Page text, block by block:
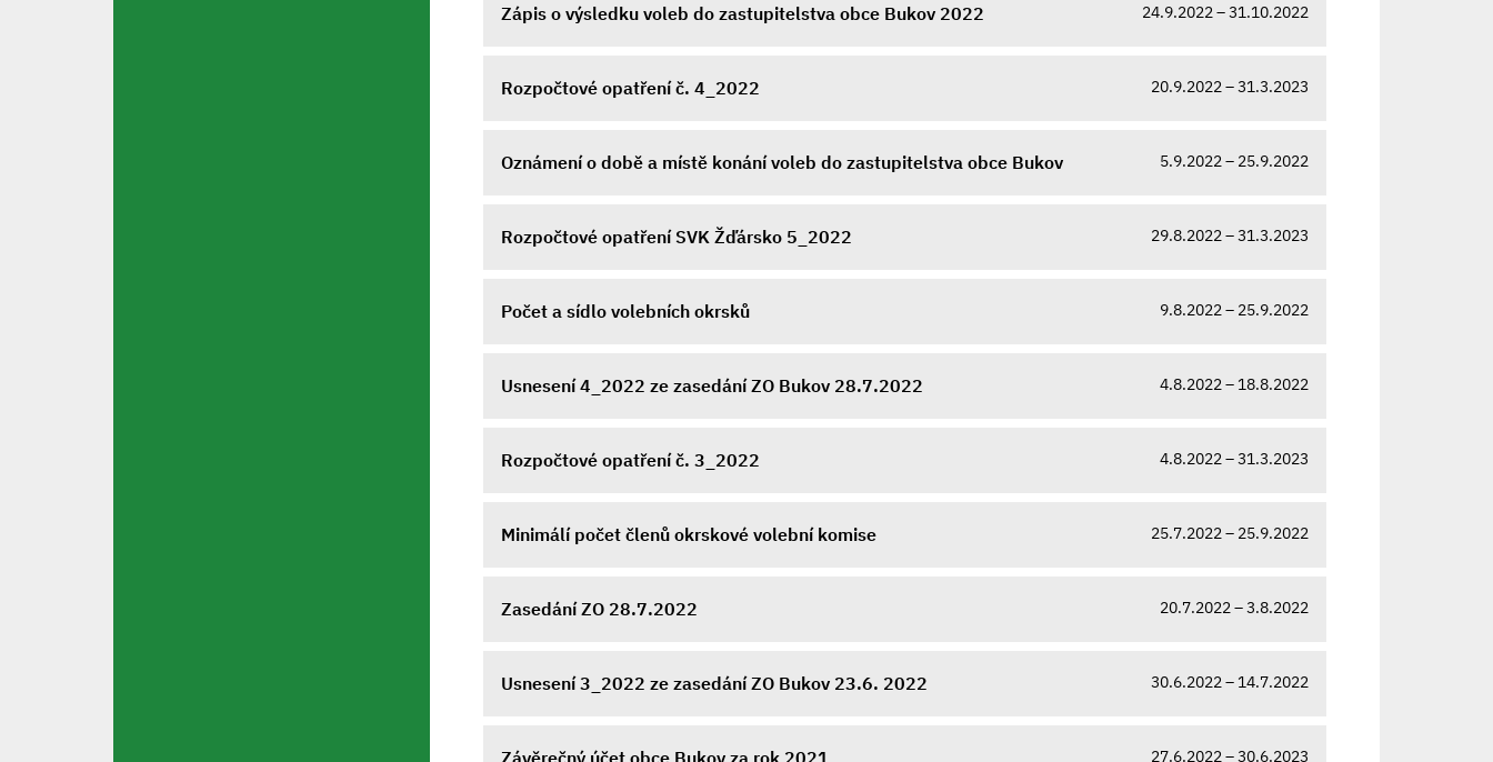
Zápis o výsledku voleb do zastupitelstva obce Bukov 2022 24.9.2022 – 31.10.2022
Rozpočtové opatření č. 4_2022 20.9.2022 – 31.3.2023
Oznámení o době a místě konání voleb do zastupitelstva obce Bukov 5.9.2022 – 25.9.2022
Rozpočtové opatření SVK Žďársko 5_2022 29.8.2022 – 31.3.2023
Počet a sídlo volebních okrsků 9.8.2022 – 25.9.2022
Usnesení 4_2022 ze zasedání ZO Bukov 28.7.2022 4.8.2022 – 18.8.2022
Rozpočtové opatření č. 3_2022 4.8.2022 – 31.3.2023
Minimálí počet členů okrskové volební komise 25.7.2022 – 25.9.2022
Zasedání ZO 28.7.2022 20.7.2022 – 3.8.2022
Usnesení 3_2022 ze zasedání ZO Bukov 23.6. 2022 30.6.2022 – 14.7.2022
Závěrečný účet obce Bukov za rok 2021 27.6.2022 – 30.6.2023